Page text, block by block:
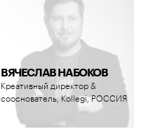
ВЯЧЕСЛАВ НАБОКОВ
Креативный директор &
сооснователь, Kollegi, РОССИЯ